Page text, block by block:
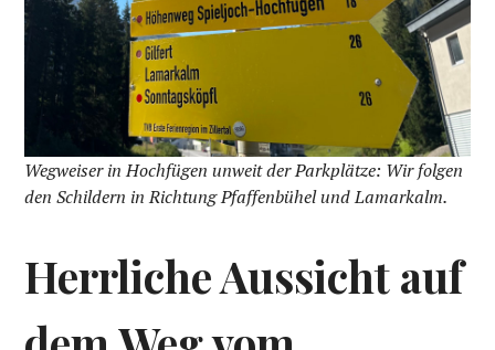
Wegweiser in Hochfügen unweit der Parkplätze: Wir folgen
den Schildern in Richtung Pfaffenbühel und Lamarkalm.
Herrliche Aussicht auf